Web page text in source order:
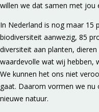
willen we dat samen met jou
In Nederland is nog maar 15
biodiversiteit aanwezig, 85
diversiteit aan planten,
waardevolle wat wij hebben,
We kunnen het ons niet
gaat. Daarom vormen we
nieuwe natuur.